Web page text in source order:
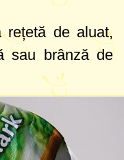
rețetă de aluat,
sau brânză de